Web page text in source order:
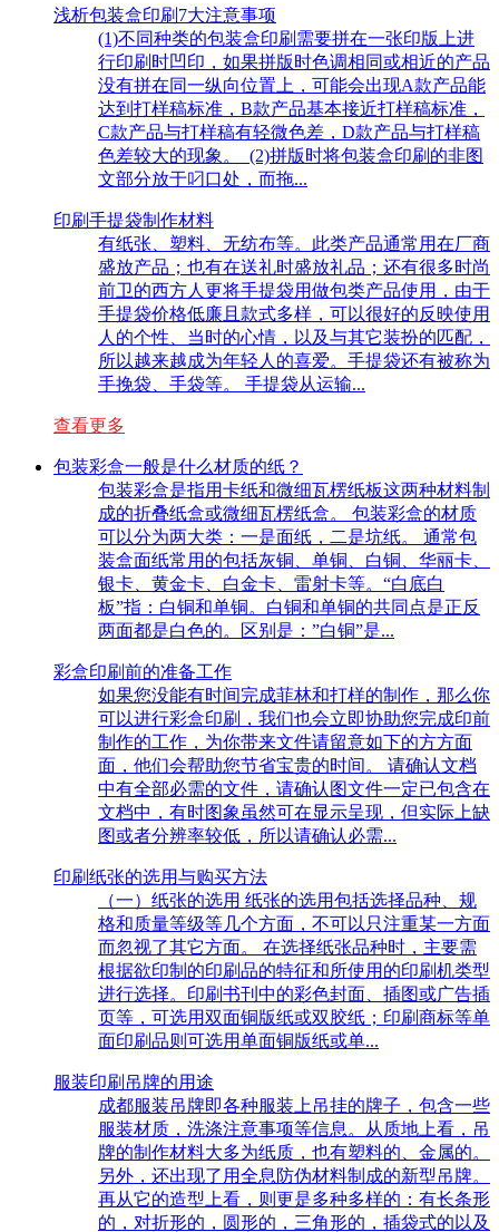
浅析包装盒印刷7大注意事项
(1)不同种类的包装盒印刷需要拼在一张印版上进
行印刷时凹印，如果拼版时色调相同或相近的产品
没有拼在同一纵向位置上，可能会出现A款产品能
达到打样稿标准，B款产品基本接近打样稿标准，
C款产品与打样稿有轻微色差，D款产品与打样稿
色差较大的现象。 (2)拼版时将包装盒印刷的非图
文部分放于叼口处，而拖...
印刷手提袋制作材料
有纸张、塑料、无纺布等。此类产品通常用在厂商
盛放产品；也有在送礼时盛放礼品；还有很多时尚
前卫的西方人更将手提袋用做包类产品使用，由于
手提袋价格低廉且款式多样，可以很好的反映使用
人的个性、当时的心情，以及与其它装扮的匹配，
所以越来越成为年轻人的喜爱。手提袋还有被称为
手挽袋、手袋等。 手提袋从运输...
查看更多
包装彩盒一般是什么材质的纸？
包装彩盒是指用卡纸和微细瓦楞纸板这两种材料制
成的折叠纸盒或微细瓦楞纸盒。 包装彩盒的材质
可以分为两大类：一是面纸，二是坑纸。 通常包
装盒面纸常用的包括灰铜、单铜、白铜、华丽卡、
银卡、黄金卡、白金卡、雷射卡等。“白底白
板”指：白铜和单铜。白铜和单铜的共同点是正反
两面都是白色的。区别是：”白铜”是...
彩盒印刷前的准备工作
如果您没能有时间完成菲林和打样的制作，那么你
可以进行彩盒印刷，我们也会立即协助您完成印前
制作的工作，为你带来文件请留意如下的方方面
面，他们会帮助您节省宝贵的时间。 请确认文档
中有全部必需的文件，请确认图文件一定已包含在
文档中，有时图象虽然可在显示呈现，但实际上缺
图或者分辨率较低，所以请确认必需...
印刷纸张的选用与购买方法
（一）纸张的选用 纸张的选用包括选择品种、规
格和质量等级等几个方面，不可以只注重某一方面
而忽视了其它方面。 在选择纸张品种时，主要需
根据欲印制的印刷品的特征和所使用的印刷机类型
进行选择。印刷书刊中的彩色封面、插图或广告插
页等，可选用双面铜版纸或双胶纸；印刷商标等单
面印刷品则可选用单面铜版纸或单...
服装印刷吊牌的用途
成都服装吊牌即各种服装上吊挂的牌子，包含一些
服装材质，洗涤注意事项等信息。从质地上看，吊
牌的制作材料大多为纸质，也有塑料的、金属的。
另外，还出现了用全息防伪材料制成的新型吊牌。
再从它的造型上看，则更是多种多样的：有长条形
的，对折形的，圆形的，三角形的，插袋式的以及